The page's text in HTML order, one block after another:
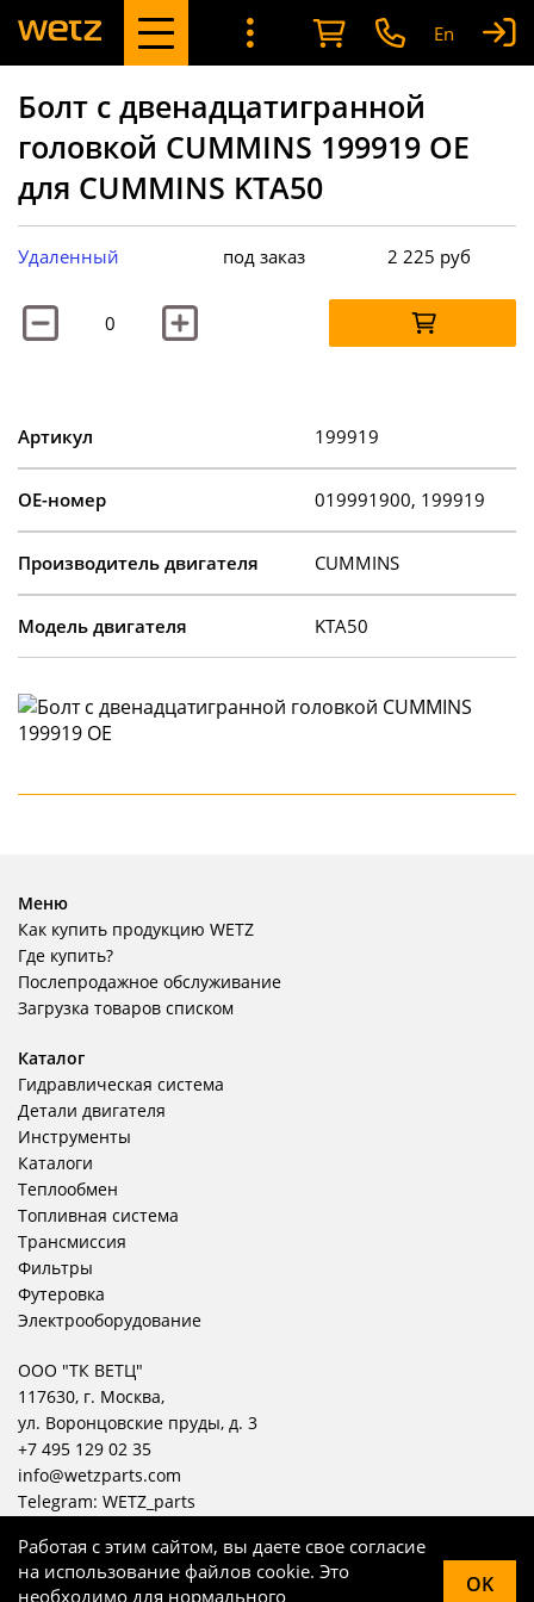
En
Болт с двенадцатигранной
головкой CUMMINS 199919 OE
для CUMMINS KTA50
Удаленный под заказ 2 225 руб
Артикул 199919
OE-номер 019991900, 199919
Производитель двигателя CUMMINS
Модель двигателя KTA50
Меню
Как купить продукцию WETZ
Где купить?
Послепродажное обслуживание
Загрузка товаров списком
Каталог
Гидравлическая система
Детали двигателя
Инструменты
Каталоги
Теплообмен
Топливная система
Трансмиссия
Фильтры
Футеровка
Электрооборудование
ООО "ТК ВЕТЦ"
117630, г. Москва,
ул. Воронцовские пруды, д. 3
+7 495 129 02 35
info@wetzparts.com
Telegram: WETZ_parts
Работая с этим сайтом, вы даете свое согласие
на использование файлов cookie. Это
необходимо для нормального
OK